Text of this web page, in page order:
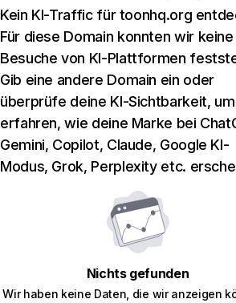
Kein KI-Traffic für toonhq.org
Für diese Domain konnten wir keine
Besuche von KI-Plattformen
Gib eine andere Domain ein oder
überprüfe deine KI-Sichtbarkeit,
erfahren, wie deine Marke bei
Gemini, Copilot, Claude, Google KI-
Modus, Grok, Perplexity etc.
Nichts gefunden
Wir haben keine Daten, die wir anzeigen